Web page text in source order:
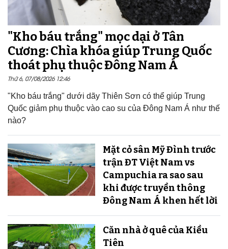
"Kho báu trắng" mọc dại ở Tân
Cương: Chìa khóa giúp Trung Quốc
thoát phụ thuộc Đông Nam Á
Thứ 6, 07/08/2026 12:46
"Kho báu trắng" dưới dãy Thiên Sơn có thể giúp Trung
Quốc giảm phụ thuộc vào cao su của Đông Nam Á như thế
nào?
Mặt cỏ sân Mỹ Đình trước
trận ĐT Việt Nam vs
Campuchia ra sao sau
khi được truyền thông
Đông Nam Á khen hết lời
Căn nhà ở quê của Kiều
Tiên